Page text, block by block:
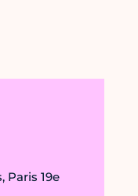
Paris 19e